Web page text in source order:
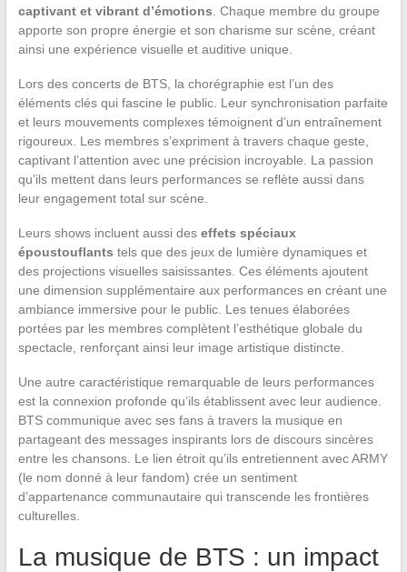
captivant et vibrant d’émotions . Chaque membre du groupe
apporte son propre énergie et son charisme sur scène, créant
ainsi une expérience visuelle et auditive unique.
Lors des concerts de BTS, la chorégraphie est l’un des
éléments clés qui fascine le public. Leur synchronisation parfaite
et leurs mouvements complexes témoignent d’un entraînement
rigoureux. Les membres s’expriment à travers chaque geste,
captivant l’attention avec une précision incroyable. La passion
qu’ils mettent dans leurs performances se reflète aussi dans
leur engagement total sur scène.
Leurs shows incluent aussi des effets spéciaux
époustouflants tels que des jeux de lumière dynamiques et
des projections visuelles saisissantes. Ces éléments ajoutent
une dimension supplémentaire aux performances en créant une
ambiance immersive pour le public. Les tenues élaborées
portées par les membres complètent l’esthétique globale du
spectacle, renforçant ainsi leur image artistique distincte.
Une autre caractéristique remarquable de leurs performances
est la connexion profonde qu’ils établissent avec leur audience.
BTS communique avec ses fans à travers la musique en
partageant des messages inspirants lors de discours sincères
entre les chansons. Le lien étroit qu’ils entretiennent avec ARMY
(le nom donné à leur fandom) crée un sentiment
d’appartenance communautaire qui transcende les frontières
culturelles.
La musique de BTS : un impact